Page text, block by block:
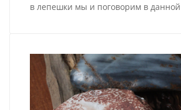
в лепешки мы и поговорим в данной